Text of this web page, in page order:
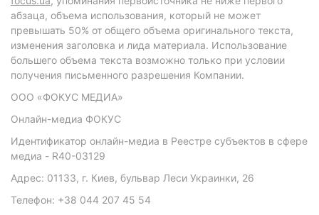
абзаца, объема использования, который не может
превышать 50% от общего объема оригинального текста,
изменения заголовка и лида материала. Использование
большего объема текста возможно только при условии
получения письменного разрешения Компании.
ООО «ФОКУС МЕДИА»
Онлайн-медиа ФОКУС
Идентификатор онлайн-медиа в Реестре субъектов в сфере
медиа - R40-03129
Адрес: 01133, г. Киев, бульвар Леси Украинки, 26
Телефон: +38 044 207 45 54